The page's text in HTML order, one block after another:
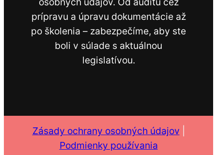
prípravu a úpravu dokumentácie až
po školenia – zabezpečíme, aby ste
boli v súlade s aktuálnou
legislatívou.
Zásady ochrany osobných údajov
Podmienky používania